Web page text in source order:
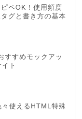
ピペOK！使用頻度
グと書き方の基本
すすめモックアッ
ト
々使えるHTML特殊